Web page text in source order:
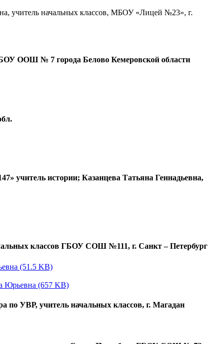
учитель начальных классов, МБОУ «Лицей №23», г.
ООШ № 7 города Белово Кемеровской области
учитель истории; Казанцева Татьяна Геннадьевна,
классов ГБОУ СОШ №111, г. Санкт – Петербург
(51.5 KB)
Юрьевна (657 KB)
УВР, учитель начальных классов, г. Магадан